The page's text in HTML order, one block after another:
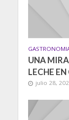
UNA
LECHE
julio 28,